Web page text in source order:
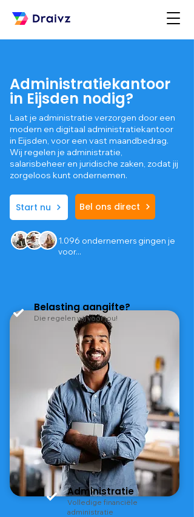
Administratiekantoor
in Eijsden nodig?
Laat je administratie verzorgen door een
modern en digitaal administratiekantoor
in Eijsden, voor een vast maandbedrag.
Wij regelen je administratie,
salarisbeheer en juridische zaken, zodat jij
zorgeloos kunt ondernemen.
Start nu Bel ons direct
1.096 ondernemers gingen je
voor...
Belasting aangifte?
Die regelen wij voor jou!
Administratie
Volledige financiële
administratie